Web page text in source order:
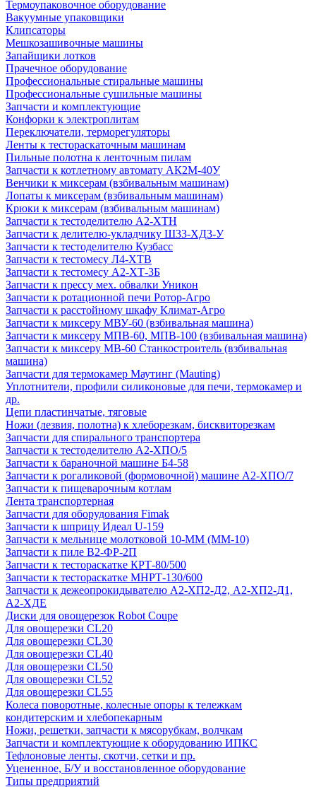
Термоупаковочное оборудование
Вакуумные упаковщики
Клипсаторы
Мешкозашивочные машины
Запайщики лотков
Прачечное оборудование
Профессиональные стиральные машины
Профессиональные сушильные машины
Запчасти и комплектующие
Конфорки к электроплитам
Переключатели, терморегуляторы
Ленты к тестораскаточным машинам
Пильные полотна к ленточным пилам
Запчасти к котлетному автомату АК2М-40У
Венчики к миксерам (взбивальным машинам)
Лопаты к миксерам (взбивальным машинам)
Крюки к миксерам (взбивальным машинам)
Запчасти к тестоделителю А2-ХТН
Запчасти к делителю-укладчику Ш33-ХД3-У
Запчасти к тестоделителю Кузбасс
Запчасти к тестомесу Л4-ХТВ
Запчасти к тестомесу А2-ХТ-3Б
Запчасти к прессу мех. обвалки Уникон
Запчасти к ротационной печи Ротор-Агро
Запчасти к расстойному шкафу Климат-Агро
Запчасти к миксеру МВУ-60 (взбивальная машина)
Запчасти к миксеру МПВ-60, МПВ-100 (взбивальная машина)
Запчасти к миксеру МВ-60 Станкостроитель (взбивальная
машина)
Запчасти для термокамер Маутинг (Mauting)
Уплотнители, профили силиконовые для печи, термокамер и
др.
Цепи пластинчатые, тяговые
Ножи (лезвия, полотна) к хлеборезкам, бисквиторезкам
Запчасти для спирального транспортера
Запчасти к тестоделителю А2-ХПО/5
Запчасти к бараночной машине Б4-58
Запчасти к рогаликовой (формовочной) машине А2-ХПО/7
Запчасти к пищеварочным котлам
Лента транспортерная
Запчасти для оборудования Fimak
Запчасти к шприцу Идеал U-159
Запчасти к мельнице молотковой 10-ММ (ММ-10)
Запчасти к пиле В2-ФР-2П
Запчасти к тестораскатке КРТ-80/500
Запчасти к тестораскатке МНРТ-130/600
Запчасти к деже­опрокидывателю А2-ХП2-Д2, А2-ХП2-Д1,
А2-ХДЕ
Диски для овощерезок Robot Coupe
Для овощерезки CL20
Для овощерезки CL30
Для овощерезки CL40
Для овощерезки CL50
Для овощерезки CL52
Для овощерезки CL55
Колеса поворотные, колесные опоры к тележкам
кондитерским и хлебопекарным
Ножи, решетки, запчасти к мясорубкам, волчкам
Запчасти и комплектующие к оборудованию ИПКС
Тефлоновые ленты, скотчи, сетки и пр.
Уцененное, Б/У и восстановленное оборудование
Типы предприятий